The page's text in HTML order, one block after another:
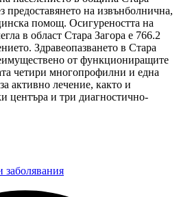
предоставянето на извънболнична,
помощ. Осигуреността на
в област Стара Загора е 766.2
Здравеопазването в Стара
от функциониращите
четири многопрофилни и една
активно лечение, както и
центъра и три диагностично-
заболявания